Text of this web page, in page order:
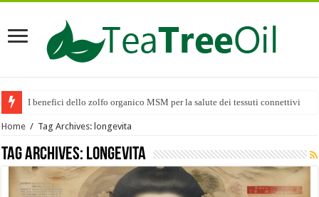
I benefici dello zolfo organico MSM per la salute dei tessuti connettivi
Home / Tag Archives: longevita
Tag Archives: longevita